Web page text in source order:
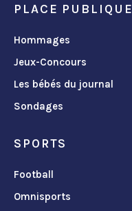
PLACE PUBLIQUE
Hommages
Jeux-Concours
Les bébés du journal
Sondages
SPORTS
Football
Omnisports